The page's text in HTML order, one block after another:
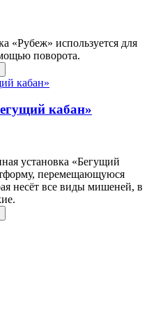
«Рубеж» используется для
поворота.
кабан»
установка «Бегущий
перемещающуюся
несёт все виды мишеней, в